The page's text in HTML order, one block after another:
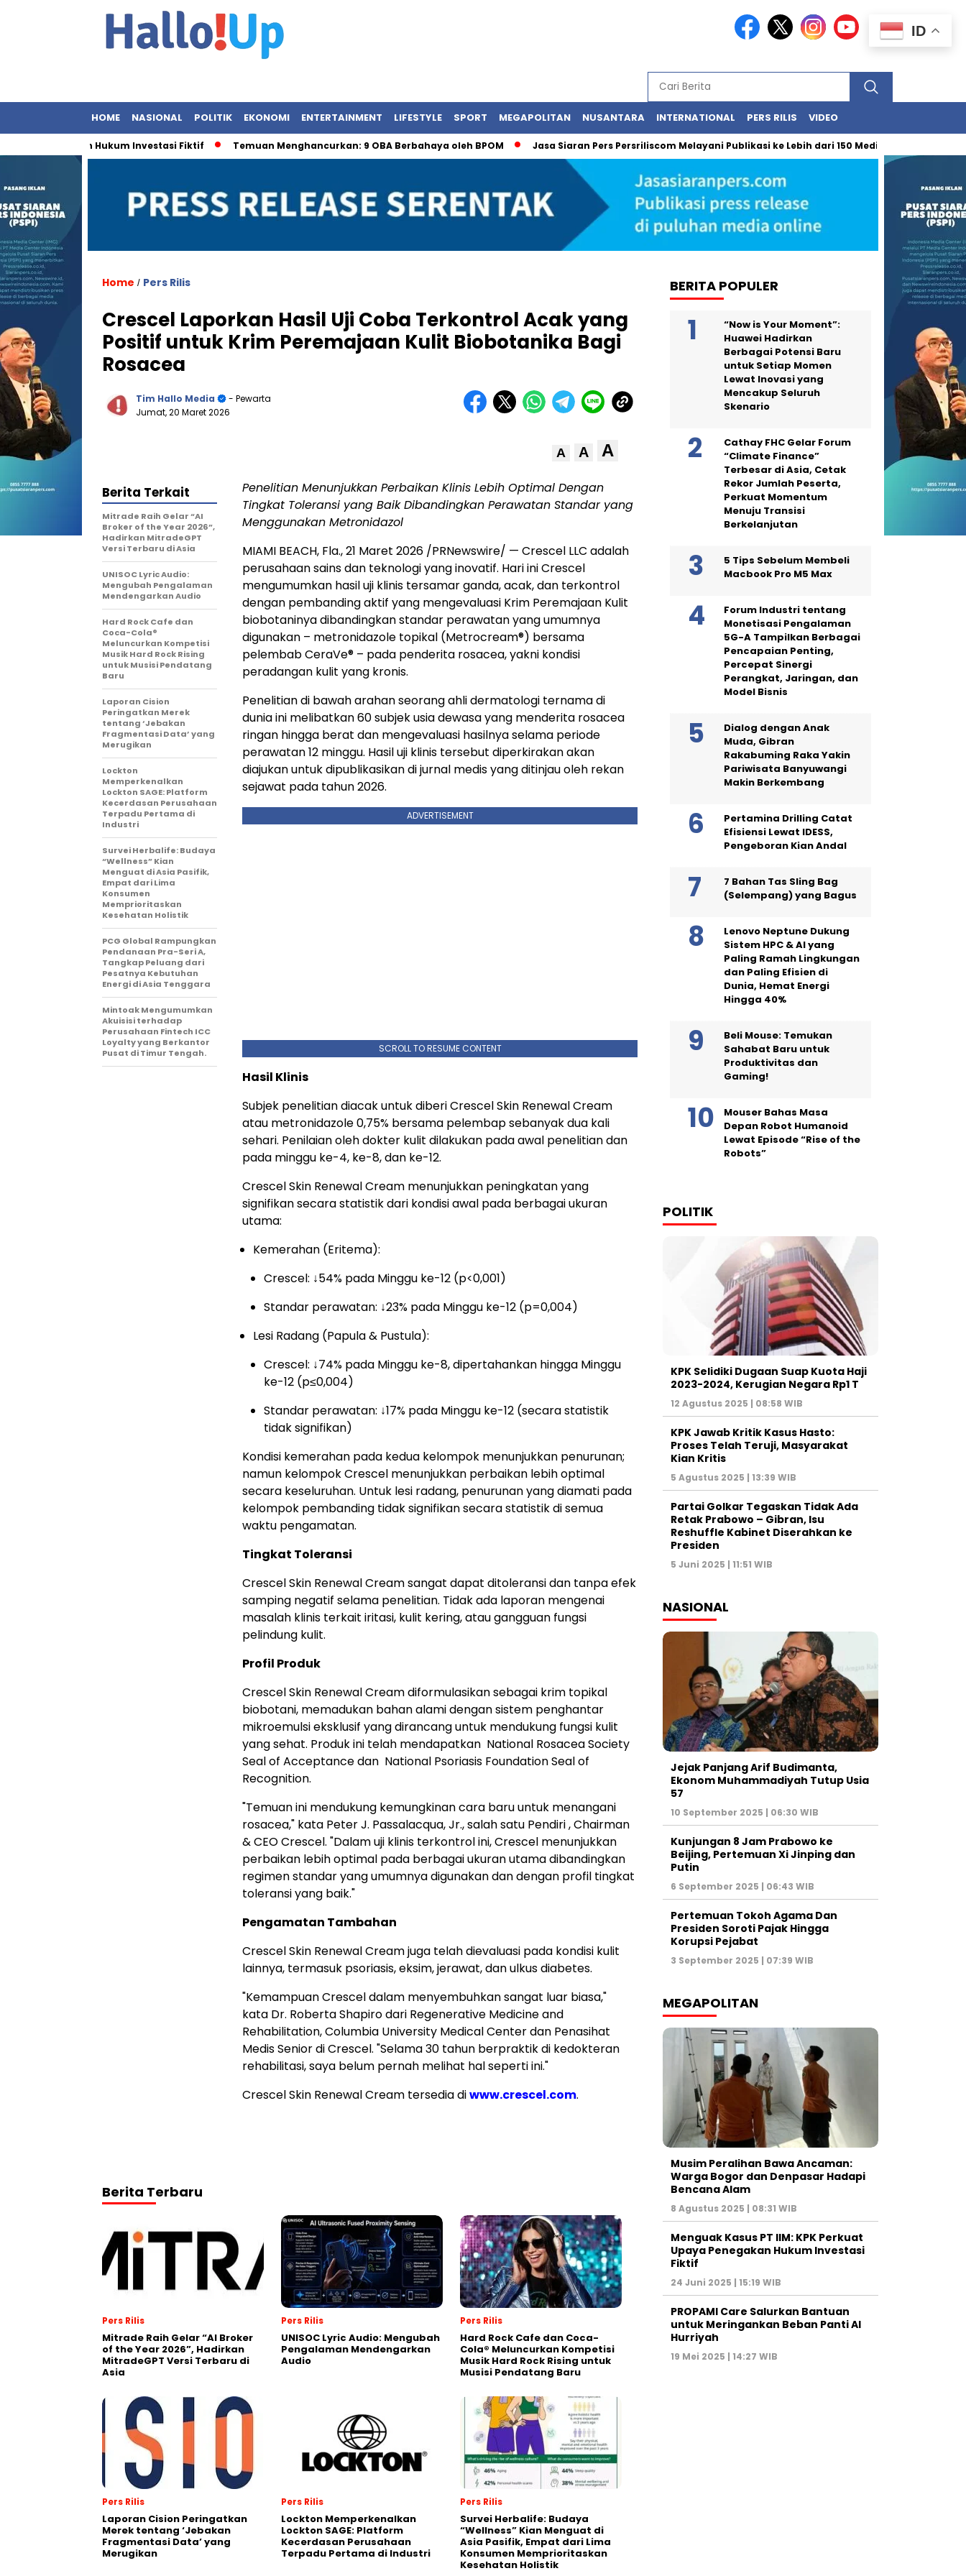
HOME NASIONAL POLITIK EKONOMI ENTERTAINMENT LIFESTYLE SPORT MEGAPOLITAN NUSANTARA INTERNATIONAL PERS RILIS VIDEO
Penegakan Hukum Investasi Fiktif Temuan Menghancurkan: 9 OBA Berbahaya oleh BPOM Jasa Siaran Pers Persriliscom Melayani Publikasi ke Lebih dari 150 Media Online Berbagai
Home / Pers Rilis
Crescel Laporkan Hasil Uji Coba Terkontrol Acak yang
Positif untuk Krim Peremajaan Kulit Biobotanika Bagi
Rosacea
Tim Hallo Media
- Pewarta
Jumat, 20 Maret 2026
A A A
Penelitian Menunjukkan Perbaikan Klinis Lebih Optimal Dengan
Tingkat Toleransi yang Baik Dibandingkan Perawatan Standar yang
Menggunakan Metronidazol
MIAMI BEACH, Fla.,21 Maret 2026 /PRNewswire/ — Crescel LLC adalah
perusahaan sains dan teknologi yang inovatif. Hari ini Crescel
mengumumkan hasil uji klinis tersamar ganda, acak, dan terkontrol
dengan pembanding aktif yang mengevaluasi Krim Peremajaan Kulit
biobotaninya dibandingkan standar perawatan yang umumnya
digunakan – metronidazole topikal (Metrocream®) bersama
pelembab CeraVe® – pada penderita rosacea, yakni kondisi
peradangan kulit yang kronis.
Penelitian di bawah arahan seorang ahli dermatologi ternama di
dunia ini melibatkan 60 subjek usia dewasa yang menderita rosacea
ringan hingga berat dan mengevaluasi hasilnya selama periode
perawatan 12 minggu. Hasil uji klinis tersebut diperkirakan akan
diajukan untuk dipublikasikan di jurnal medis yang ditinjau oleh rekan
sejawat pada tahun 2026.
ADVERTISEMENT
SCROLL TO RESUME CONTENT
Hasil Klinis
Subjek penelitian diacak untuk diberi Crescel Skin Renewal Cream
atau metronidazole 0,75% bersama pelembap sebanyak dua kali
sehari. Penilaian oleh dokter kulit dilakukan pada awal penelitian dan
pada minggu ke-4, ke-8, dan ke-12.
Crescel Skin Renewal Cream menunjukkan peningkatan yang
signifikan secara statistik dari kondisi awal pada berbagai ukuran
utama:
Kemerahan (Eritema):
Crescel: ↓54% pada Minggu ke-12 (p<0,001)
Standar perawatan: ↓23% pada Minggu ke-12 (p=0,004)
Lesi Radang (Papula & Pustula):
Crescel: ↓74% pada Minggu ke-8, dipertahankan hingga Minggu
ke-12 (p≤0,004)
Standar perawatan: ↓17% pada Minggu ke-12 (secara statistik
tidak signifikan)
Kondisi kemerahan pada kedua kelompok menunjukkan penurunan;
namun kelompok Crescel menunjukkan perbaikan lebih optimal
secara keseluruhan. Untuk lesi radang, penurunan yang diamati pada
kelompok pembanding tidak signifikan secara statistik di semua
waktu pengamatan.
Tingkat Toleransi
Crescel Skin Renewal Cream sangat dapat ditoleransi dan tanpa efek
samping negatif selama penelitian. Tidak ada laporan mengenai
masalah klinis terkait iritasi, kulit kering, atau gangguan fungsi
pelindung kulit.
Profil Produk
Crescel Skin Renewal Cream diformulasikan sebagai krim topikal
biobotani, memadukan bahan alami dengan sistem penghantar
mikroemulsi eksklusif yang dirancang untuk mendukung fungsi kulit
yang sehat. Produk ini telah mendapatkan National Rosacea Society
Seal of Acceptance dan National Psoriasis Foundation Seal of
Recognition.
"Temuan ini mendukung kemungkinan cara baru untuk menangani
rosacea," kata Peter J. Passalacqua, Jr., salah satu Pendiri , Chairman
& CEO Crescel. "Dalam uji klinis terkontrol ini, Crescel menunjukkan
perbaikan lebih optimal pada berbagai ukuran utama dibandingkan
regimen standar yang umumnya digunakan dan dengan profil tingkat
toleransi yang baik."
Pengamatan Tambahan
Crescel Skin Renewal Cream juga telah dievaluasi pada kondisi kulit
lainnya, termasuk psoriasis, eksim, jerawat, dan ulkus diabetes.
"Kemampuan Crescel dalam menyembuhkan sangat luar biasa,"
kata Dr. Roberta Shapiro dari Regenerative Medicine and
Rehabilitation, Columbia University Medical Center dan Penasihat
Medis Senior di Crescel. "Selama 30 tahun berpraktik di kedokteran
rehabilitasi, saya belum pernah melihat hal seperti ini."
Crescel Skin Renewal Cream tersedia diwww.crescel.com.
Berita Terkait
Mitrade Raih Gelar “AI
Broker of the Year 2026”,
Hadirkan MitradeGPT
Versi Terbaru di Asia
UNISOC Lyric Audio:
Mengubah Pengalaman
Mendengarkan Audio
Hard Rock Cafe dan
Coca-Cola®
Meluncurkan Kompetisi
Musik Hard Rock Rising
untuk Musisi Pendatang
Baru
Laporan Cision
Peringatkan Merek
tentang ‘Jebakan
Fragmentasi Data’ yang
Merugikan
Lockton
Memperkenalkan
Lockton SAGE: Platform
Kecerdasan Perusahaan
Terpadu Pertama di
Industri
Survei Herbalife: Budaya
“Wellness” Kian
Menguat di Asia Pasifik,
Empat dari Lima
Konsumen
Memprioritaskan
Kesehatan Holistik
PCG Global Rampungkan
Pendanaan Pra-Seri A,
Tangkap Peluang dari
Pesatnya Kebutuhan
Energi di Asia Tenggara
Mintoak Mengumumkan
Akuisisi terhadap
Perusahaan Fintech ICC
Loyalty yang Berkantor
Pusat di Timur Tengah.
Berita Terbaru
Pers Rilis
Mitrade Raih Gelar “AI Broker
of the Year 2026”, Hadirkan
MitradeGPT Versi Terbaru di
Asia
Pers Rilis
UNISOC Lyric Audio: Mengubah
Pengalaman Mendengarkan
Audio
Pers Rilis
Hard Rock Cafe dan Coca-
Cola® Meluncurkan Kompetisi
Musik Hard Rock Rising untuk
Musisi Pendatang Baru
Pers Rilis
Laporan Cision Peringatkan
Merek tentang ‘Jebakan
Fragmentasi Data’ yang
Merugikan
Pers Rilis
Lockton Memperkenalkan
Lockton SAGE: Platform
Kecerdasan Perusahaan
Terpadu Pertama di Industri
Pers Rilis
Survei Herbalife: Budaya
“Wellness” Kian Menguat di
Asia Pasifik, Empat dari Lima
Konsumen Memprioritaskan
Kesehatan Holistik
BERITA POPULER
“Now is Your Moment”:
Huawei Hadirkan
Berbagai Potensi Baru
untuk Setiap Momen
Lewat Inovasi yang
Mencakup Seluruh
Skenario
Cathay FHC Gelar Forum
“Climate Finance”
Terbesar di Asia, Cetak
Rekor Jumlah Peserta,
Perkuat Momentum
Menuju Transisi
Berkelanjutan
5 Tips Sebelum Membeli
Macbook Pro M5 Max
Forum Industri tentang
Monetisasi Pengalaman
5G-A Tampilkan Berbagai
Pencapaian Penting,
Percepat Sinergi
Perangkat, Jaringan, dan
Model Bisnis
Dialog dengan Anak
Muda, Gibran
Rakabuming Raka Yakin
Pariwisata Banyuwangi
Makin Berkembang
Pertamina Drilling Catat
Efisiensi Lewat IDESS,
Pengeboran Kian Andal
7 Bahan Tas Sling Bag
(Selempang) yang Bagus
Lenovo Neptune Dukung
Sistem HPC & AI yang
Paling Ramah Lingkungan
dan Paling Efisien di
Dunia, Hemat Energi
Hingga 40%
Beli Mouse: Temukan
Sahabat Baru untuk
Produktivitas dan
Gaming!
Mouser Bahas Masa
Depan Robot Humanoid
Lewat Episode “Rise of the
Robots”
POLITIK
KPK Selidiki Dugaan Suap Kuota Haji
2023-2024, Kerugian Negara Rp1 T
12 Agustus 2025 | 08:58 WIB
KPK Jawab Kritik Kasus Hasto:
Proses Telah Teruji, Masyarakat
Kian Kritis
5 Agustus 2025 | 13:39 WIB
Partai Golkar Tegaskan Tidak Ada
Retak Prabowo – Gibran, Isu
Reshuffle Kabinet Diserahkan ke
Presiden
5 Juni 2025 | 11:51 WIB
NASIONAL
Jejak Panjang Arif Budimanta,
Ekonom Muhammadiyah Tutup Usia
57
10 September 2025 | 06:30 WIB
Kunjungan 8 Jam Prabowo ke
Beijing, Pertemuan Xi Jinping dan
Putin
6 September 2025 | 06:43 WIB
Pertemuan Tokoh Agama Dan
Presiden Soroti Pajak Hingga
Korupsi Pejabat
3 September 2025 | 07:39 WIB
MEGAPOLITAN
Musim Peralihan Bawa Ancaman:
Warga Bogor dan Denpasar Hadapi
Bencana Alam
8 Agustus 2025 | 08:31 WIB
Menguak Kasus PT IIM: KPK Perkuat
Upaya Penegakan Hukum Investasi
Fiktif
24 Juni 2025 | 15:19 WIB
PROPAMI Care Salurkan Bantuan
untuk Meringankan Beban Panti Al
Hurriyah
19 Mei 2025 | 14:27 WIB
ID